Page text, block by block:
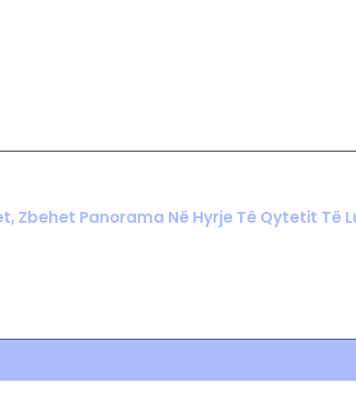
Zbehet Panorama Në Hyrje Të Qytetit Të